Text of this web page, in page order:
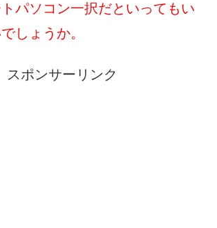
パソコン一択だといってもい
しょうか。
スポンサーリンク